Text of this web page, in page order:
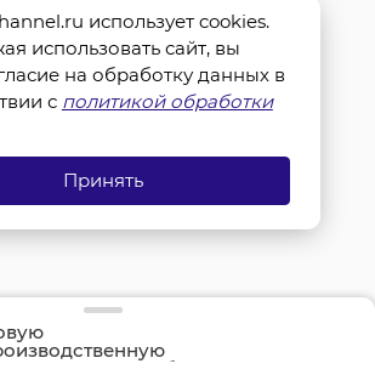
птицефабрики
использует cookies.
использовать сайт, вы
на обработку данных в
с политикой обработки
Принять